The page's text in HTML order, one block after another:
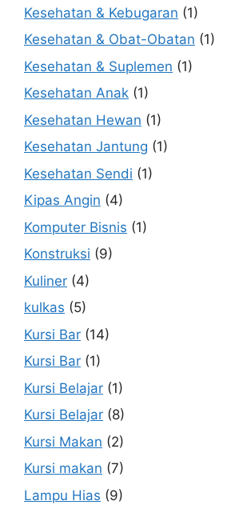
Kesehatan & Kebugaran (1)
Kesehatan & Obat-Obatan (1)
Kesehatan & Suplemen (1)
Kesehatan Anak (1)
Kesehatan Hewan (1)
Kesehatan Jantung (1)
Kesehatan Sendi (1)
Kipas Angin (4)
Komputer Bisnis (1)
Konstruksi (9)
Kuliner (4)
kulkas (5)
Kursi Bar (14)
Kursi Bar (1)
Kursi Belajar (1)
Kursi Belajar (8)
Kursi Makan (2)
Kursi makan (7)
Lampu Hias (9)